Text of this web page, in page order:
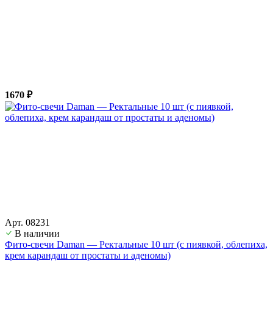
1670 ₽
Арт. 08231
В наличии
Фито-свечи Daman — Ректальные 10 шт (с пиявкой, облепиха,
крем карандаш от простаты и аденомы)